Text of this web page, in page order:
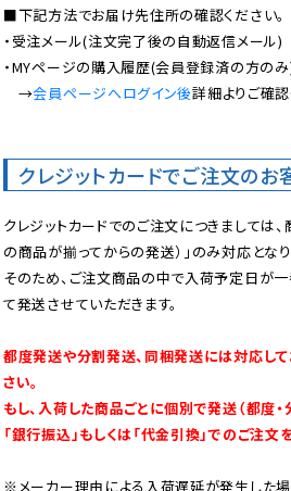
■下記方法でお届け先住所の確認ください。
・受注メール(注文完了後の自動返信メール)
・MYページの購入履歴(会員登録済の方の
→会員ページへログイン後詳細よりご確認
クレジットカードでご注文のお
クレジットカードでのご注文につきましては
の商品が揃ってからの発送）」のみ対応となり
そのため、ご注文商品の中で入荷予定日が
て発送させていただきます。
都度発送や分割発送、同梱発送には対応して
さい。
もし、入荷した商品ごとに個別で発送（都度
「銀行振込」もしくは「代金引換」でのご注文
※メーカー理由による入荷遅延が発生した場